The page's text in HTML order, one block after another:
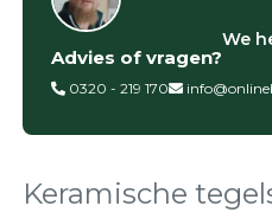
Categorieën
Betontegels
tegels
Natuursteen
Advies of vragen?
We
0320 - 219 170
Keramische